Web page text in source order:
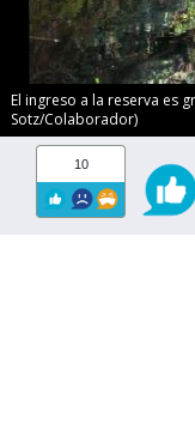
El ingreso a la reserva es
Sotz/Colaborador)
10